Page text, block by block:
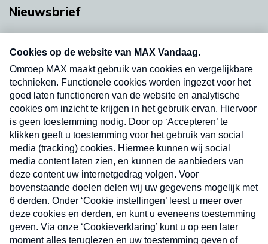
Nieuwsbrief
nieuwsbrief. Elke vrijdag- en dinsdagochtend in
uw mailbox.
Verzend
Nieuwsbrief
Neem hier een gratis abonnement op onze